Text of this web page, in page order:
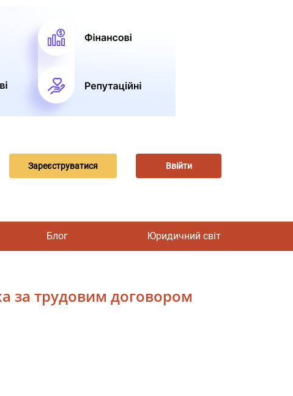
Зареєструватися Ввійти
Блог Юридичний світ
за трудовим договором